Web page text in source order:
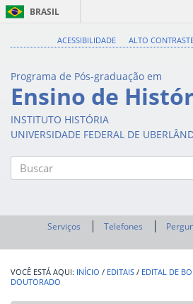
BRASIL
ACESSIBILIDADE ALTO
Programa de Pós-graduação em
Ensino de
INSTITUTO HISTÓRIA
UNIVERSIDADE FEDERAL DE
Serviços Telefones
INÍCIO / EDITAIS / EDITAL DE
DOUTORADO